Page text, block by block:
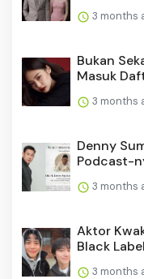
3 months
Bukan
Masuk
3 months
Denny
Podcast-
3 months
Aktor
Black
3 months